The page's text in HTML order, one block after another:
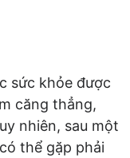
sức khỏe được
căng thẳng,
nhiên, sau một
thể gặp phải